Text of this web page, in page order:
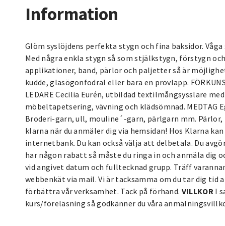
Information
Glöm syslöjdens perfekta stygn och fina baksidor.
Med några enkla stygn så som stjälkstygn, förstygn
applikationer, band, pärlor och paljetter så är
kudde, glasögonfodral eller bara en provlapp.
LEDARE Cecilia Eurén, utbildad textilmångsysslare
möbeltapetsering, vävning och klädsömnad.
Broderi-garn, ull, mouline´-garn, pärlgarn mm. Pärlor,
klarna när du anmäler dig via hemsidan! Hos Klarna
internetbank. Du kan också välja att delbetala. Du
har någon rabatt så måste du ringa in och anmäla dig
vid angivet datum och fulltecknad grupp. Träff
webbenkät via mail. Vi är tacksamma om du tar dig tid
förbättra vår verksamhet. Tack på förhand. VILLKOR I
kurs/föreläsning så godkänner du våra